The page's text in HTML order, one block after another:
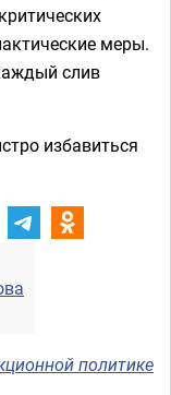
меры.
слив
избавиться
политике